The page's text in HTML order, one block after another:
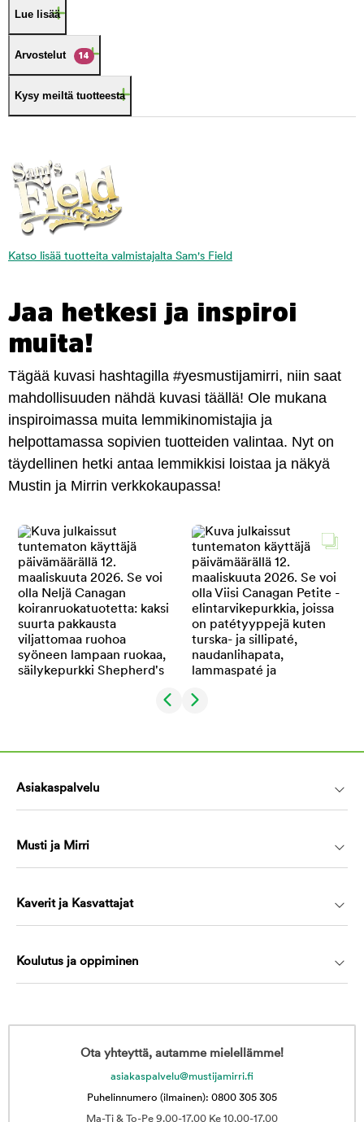
Lue lisää
Arvostelut 14
Kysy meiltä tuotteesta
Katso lisää tuotteita valmistajalta Sam's Field
Jaa hetkesi ja inspiroi
muita!
Tägää kuvasi hashtagilla #yesmustijamirri, niin saat
mahdollisuuden nähdä kuvasi täällä! Ole mukana
inspiroimassa muita lemmikinomistajia ja
helpottamassa sopivien tuotteiden valintaa. Nyt on
täydellinen hetki antaa lemmikkisi loistaa ja näkyä
Mustin ja Mirrin verkkokaupassa!
Asiakaspalvelu
Musti ja Mirri
Kaverit ja Kasvattajat
Koulutus ja oppiminen
Ota yhteyttä, autamme mielellämme!
asiakaspalvelu@mustijamirri.fi
Puhelinnumero (ilmainen): 0800 305 305
Ma-Ti & To-Pe 9.00-17.00 Ke 10.00-17.00